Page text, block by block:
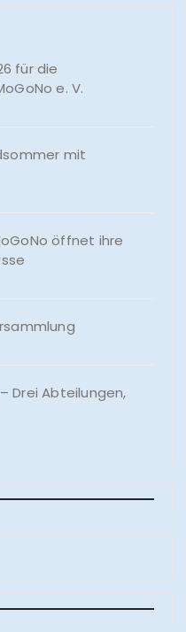
für die
e. V.
mit
öffnet ihre
Drei Abteilungen,